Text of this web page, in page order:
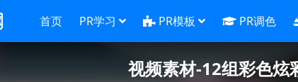
首页 PR学习 PR模板 PR调色
视频素材-12组彩色